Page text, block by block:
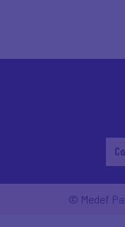
© Medef